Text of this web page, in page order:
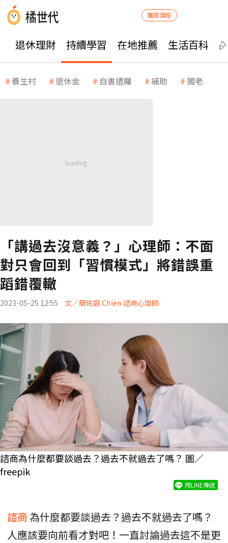
購買課程
退休理財 持續學習 在地推薦 生活百科
養生村 退休金 自書遺囑 補助 獨老
「講過去沒意義？」心理師：不面
對只會回到「習慣模式」將錯誤重
蹈錯覆轍
2023-05-25 12:55 文／簡佑庭 Chien 諮商心理師
諮商為什麼都要談過去？過去不就過去了嗎？ 圖／
freepik
用LINE傳送
諮商 為什麼都要談過去？過去不就過去了嗎？
人應該要向前看才對吧！一直討論過去這不是更